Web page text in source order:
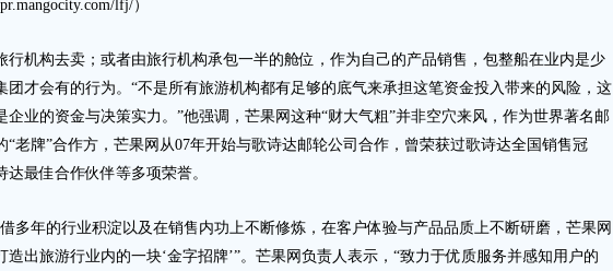
lfj/）
构去卖；或者由旅行机构承包一半的舱位，作为自己的产品销售，包整船在业内是少
团才会有的行为。“不是所有旅游机构都有足够的底气来承担这笔资金投入带来的风险，这
企业的资金与决策实力。”他强调，芒果网这种“财大气粗”并非空穴来风，作为世界著名邮
“老牌”合作方，芒果网从07年开始与歌诗达邮轮公司合作，曾荣获过歌诗达全国销售冠
达最佳合作伙伴等多项荣誉。
年的行业积淀以及在销售内功上不断修炼，在客户体验与产品品质上不断研磨，芒果网
造出旅游行业内的一块‘金字招牌’”。芒果网负责人表示，“致力于优质服务并感知用户的